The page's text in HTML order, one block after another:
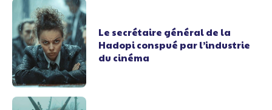
Le secrétaire général de la
Hadopi conspué par l’industrie
du cinéma